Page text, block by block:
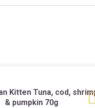
Kitten Tuna, cod,
& pumpkin 70g